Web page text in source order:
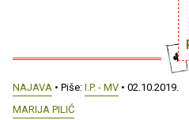
NAJAVA • Piše: I.P. - MV • 02.10.2019.
MARIJA PILIĆ